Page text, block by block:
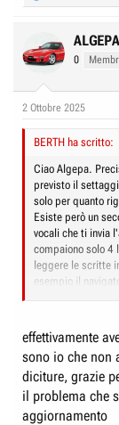
e
t
i
s
ALGEPA
0
2 Ottobre 2025
BERTH ha scritto:
Ciao Algepa.
previsto il
solo per quanto
Esiste però un
vocali che ti invia
compaiono solo 4
leggere le scritte
esempio il
inglese o
navigazione e/o
che sono una
Spero di aver
effettivamente
sono io che non
diciture, grazie
il problema che
aggiornamento